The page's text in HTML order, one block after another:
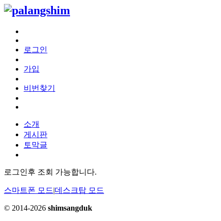
로그인
가입
비번찾기
소개
게시판
토막글
로그인후 조회 가능합니다.
스마트폰 모드|데스크탑 모드
© 2014-2026 shimsangduk